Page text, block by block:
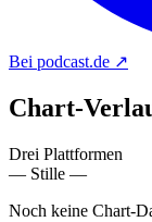
Bei podcast.de ↗
Chart-
Drei Plattformen
— Stille —
Noch keine Chart-